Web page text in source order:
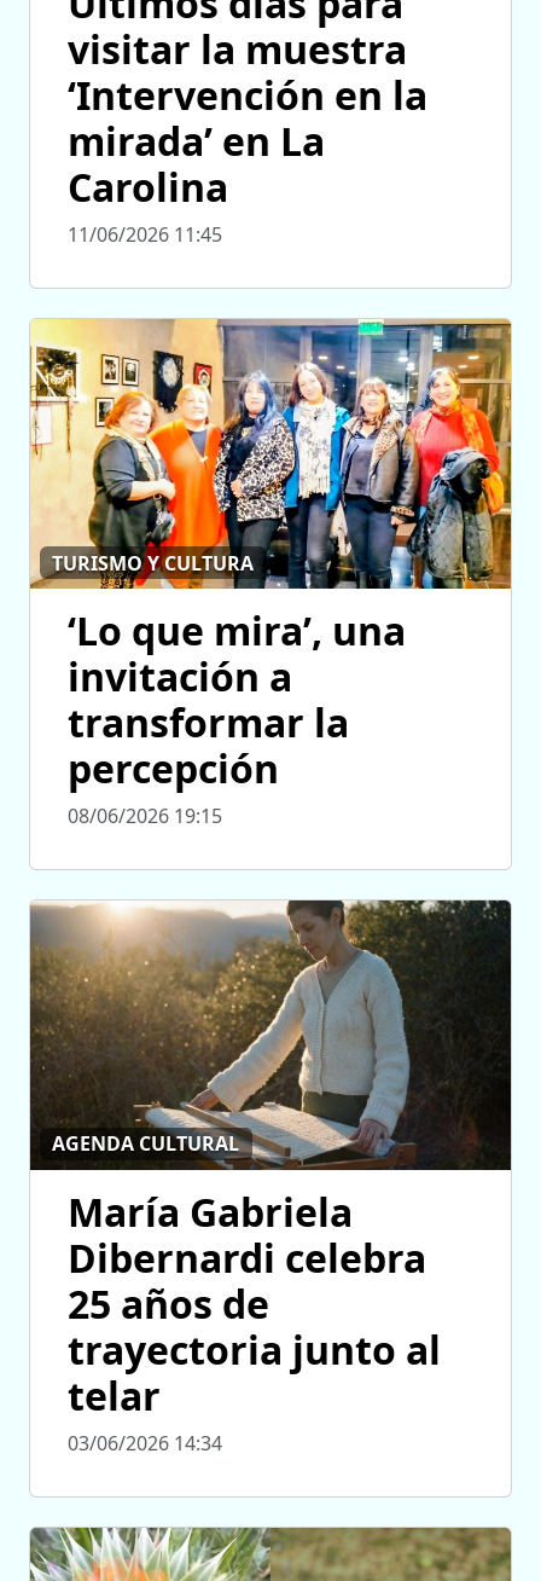
visitar la muestra
‘Intervención en la
mirada’ en La
Carolina
11/06/2026 11:45
TURISMO Y CULTURA
‘Lo que mira’, una
invitación a
transformar la
percepción
08/06/2026 19:15
AGENDA CULTURAL
María Gabriela
Dibernardi celebra
25 años de
trayectoria junto al
telar
03/06/2026 14:34